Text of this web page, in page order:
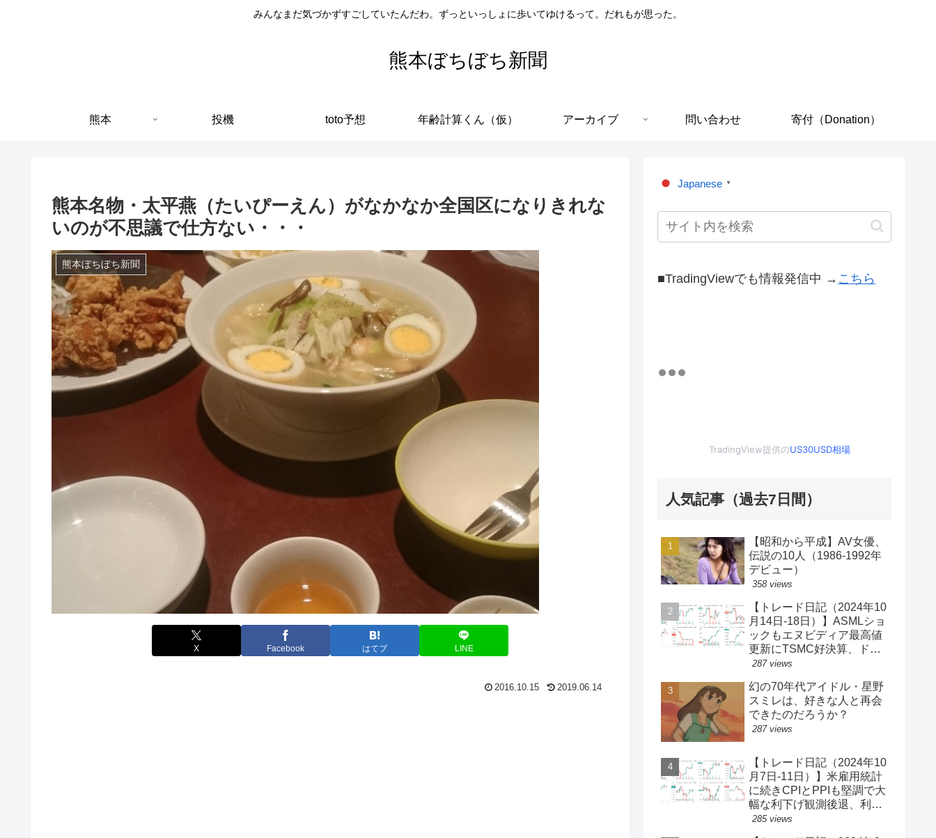
みんなまだ気づかずすごしていたんだわ。ずっといっしょに歩いてゆけるって。だれもが思った。
熊本ぼちぼち新聞
熊本 投機 toto予想 年齢計算くん（仮） アーカイブ 問い合わせ 寄付（Donation）
熊本名物・太平燕（たいぴーえん）がなかなか全国区になりきれな
いのが不思議で仕方ない・・・
熊本ぼちぼち新聞
X Facebook はてブ LINE
2016.10.15 2019.06.14
Japanese ▼
■TradingViewでも情報発信中 → こちら
TradingView提供のUS30USD相場
人気記事（過去7日間）
【昭和から平成】AV女優、
伝説の10人（1986-1992年
デビュー）
358 views
【トレード日記（2024年10
月14日-18日）】ASMLショ
ックもエヌビディア最高値
更新にTSMC好決算、ドル
円一時150円台、円安株高
340】
287 views
幻の70年代アイドル・星野
スミレは、好きな人と再会
できたのだろうか？
287 views
【トレード日記（2024年10
月7日-11日）】米雇用統計
に続きCPIとPPIも堅調で大
幅な利下げ観測後退、利回
り上昇・ドル買い、ダウと
285 views